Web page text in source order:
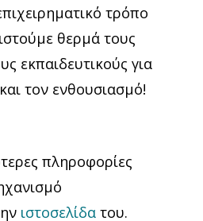
τρόπο
θερμά τους
εκπαιδευτικούς για
τον ενθουσιασμό!
πληροφορίες
ιστοσελίδα του.